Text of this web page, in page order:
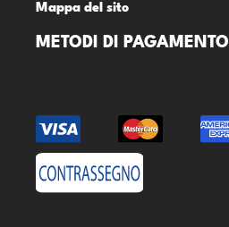
Mappa del sito
METODI DI PAGAMENTO